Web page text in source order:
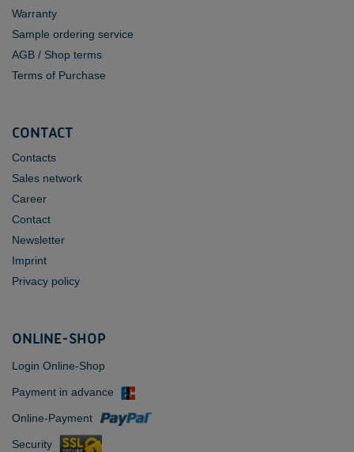
Warranty
Sample ordering service
AGB / Shop terms
Terms of Purchase
CONTACT
Contacts
Sales network
Career
Contact
Newsletter
Imprint
Privacy policy
ONLINE-SHOP
Login Online-Shop
Payment in advance
Online-Payment
Security